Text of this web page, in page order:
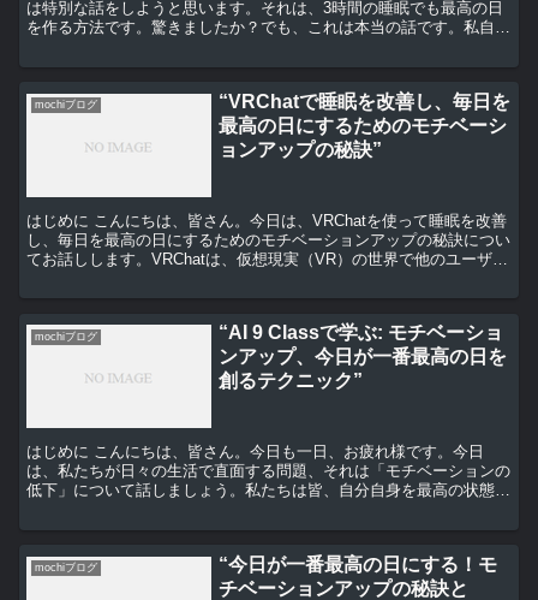
は特別な話をしようと思います。それは、3時間の睡眠でも最高の日
を作る方法です。驚きましたか？でも、これは本当の話です。私自身
mochiブログ
“VRChatで睡眠を改善し、毎日を
最高の日にするためのモチベーシ
ョンアップの秘訣”
はじめに こんにちは、皆さん。今日は、VRChatを使って睡眠を改善
し、毎日を最高の日にするためのモチベーションアップの秘訣につい
てお話しします。VRChatは、仮想現実（VR）の世界で他のユーザー
mochiブログ
“AI 9 Classで学ぶ: モチベーショ
ンアップ、今日が一番最高の日を
創るテクニック”
はじめに こんにちは、皆さん。今日も一日、お疲れ様です。今日
は、私たちが日々の生活で直面する問題、それは「モチベーションの
低下」について話しましょう。私たちは皆、自分自身を最高の状態に
mochiブログ
“今日が一番最高の日にする！モ
チベーションアップの秘訣と